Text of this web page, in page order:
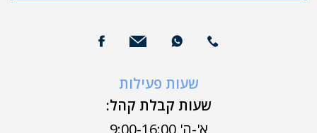
שעות פעילות
שעות קבלת קהל: